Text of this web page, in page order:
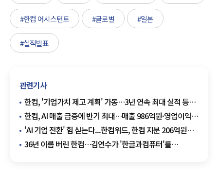
#한컴 어시스턴트 #글로벌 #일본
#실적발표
관련기사
한컴, '기업가치 제고 계획' 가동…3년 연속 최대 실적 등에
업고 주주환원 확대
한컴, AI 매출 급증에 반기 최대…매출 986억원·영업이익
310억원
'AI 기업 전환' 힘 싣는다...한컴위드, 한컴 지분 206억원
추가 매입
36년 이름 버린 한컴…김연수가 '한글과컴퓨터'를